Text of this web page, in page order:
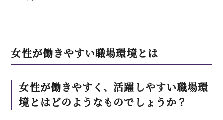
女性が働きやすい職場環境とは
女性が働きやすく、活躍しやすい職場環
境とはどのようなものでしょうか？